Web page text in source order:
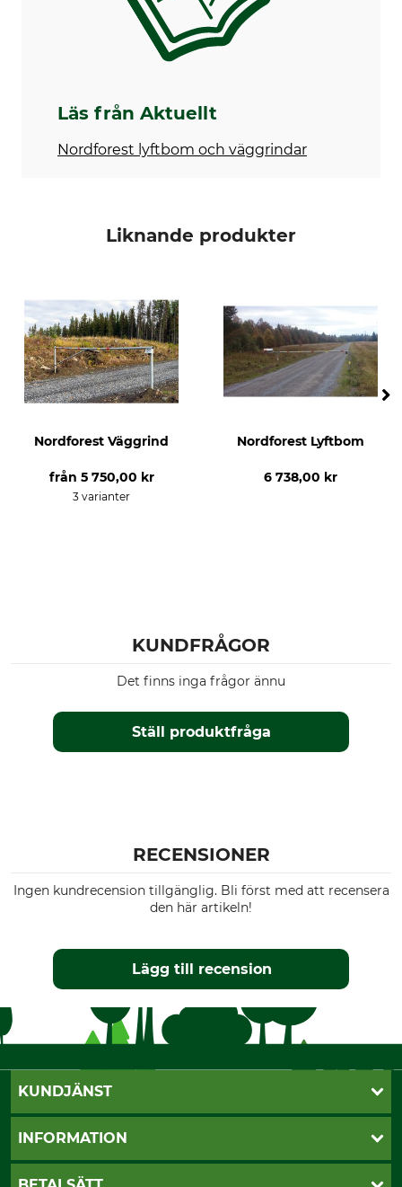
Läs från Aktuellt
Nordforest lyftbom och väggrindar
Liknande produkter
Nordforest Väggrind
från 5 750,00 kr
3 varianter
Nordforest Lyftbom
6 738,00 kr
KUNDFRÅGOR
Ställ produktfråga
Det finns inga frågor ännu
RECENSIONER
Ingen kundrecension tillgänglig. Bli först med att recensera
den här artikeln!
Lägg till recension
KUNDJÄNST
Öppettider
Vanliga frågor
INFORMATION
Butik Vansbro